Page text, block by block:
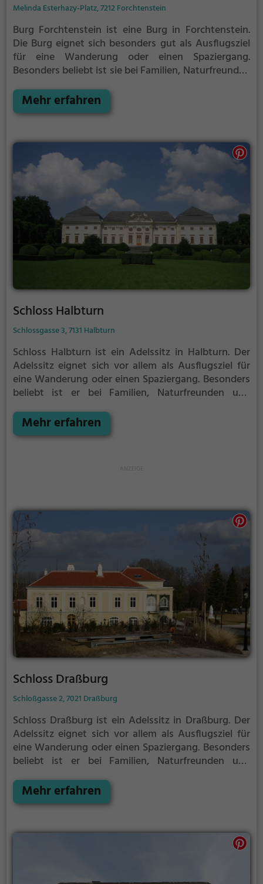
Melinda Esterhazy-Platz, 7212 Forchtenstein
Burg Forchtenstein ist eine Burg in Forchtenstein.
Die Burg eignet sich besonders gut als Ausflugsziel
für eine Wanderung oder einen Spaziergang.
Besonders beliebt ist sie bei Familien, Naturfreunden
Aspekte aus längst vergangenen Zeiten und bietet
einen kleinen Einblick in die Geschichte.
Mehr erfahren
Schloss Halbturn
Schlossgasse 3, 7131 Halbturn
Schloss Halbturn ist ein Adelssitz in Halbturn. Der
Adelssitz eignet sich vor allem als Ausflugsziel für
eine Wanderung oder einen Spaziergang. Besonders
beliebt ist er bei Familien, Naturfreunden und
Aspekte aus längst vergangenen Zeiten und bietet
einen kleinen Einblick in die Geschichte.
Mehr erfahren
Schloss Draßburg
Schloßgasse 2, 7021 Draßburg
Schloss Draßburg ist ein Adelssitz in Draßburg. Der
Adelssitz eignet sich vor allem als Ausflugsziel für
eine Wanderung oder einen Spaziergang. Besonders
beliebt ist er bei Familien, Naturfreunden und
Aspekte aus längst vergangenen Zeiten und bietet
einen kleinen Einblick in die Geschichte.
Mehr erfahren